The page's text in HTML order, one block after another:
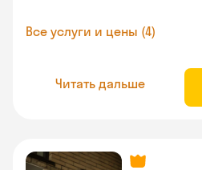
Все услуги и цены (4)
Читать дальше